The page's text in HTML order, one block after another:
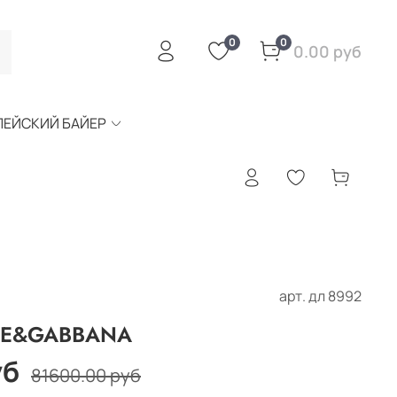
0 0 0.00 руб
БАЙЕР
арт.дл 8992
81600.00 руб